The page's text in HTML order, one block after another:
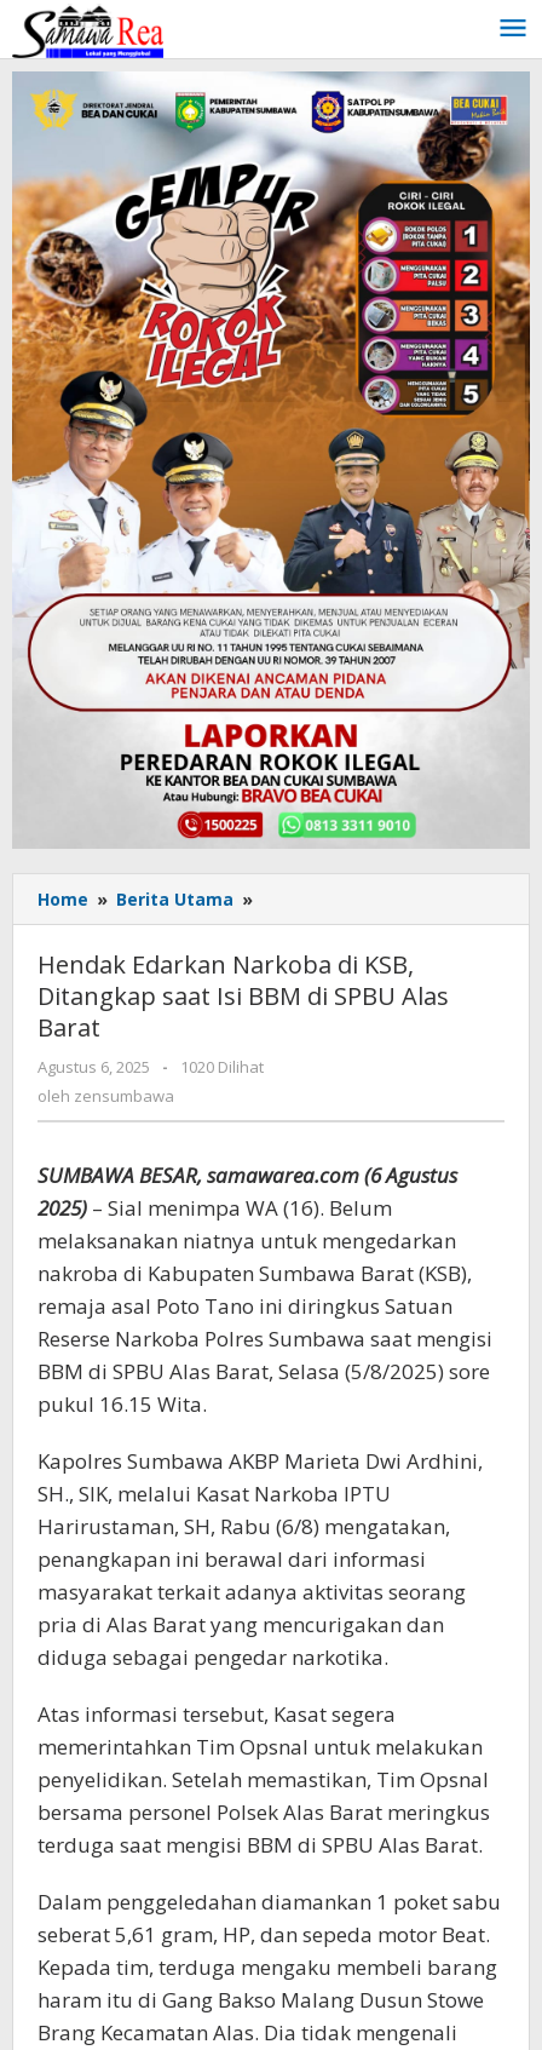
Lewati
konten
Home » Berita Utama »
Edarkan
Narkoba
di
KSB,
Isi
di
Alas
Barat
Hendak Edarkan Narkoba di KSB,
Ditangkap saat Isi BBM di SPBU Alas
Barat
Agustus 6, 2025
oleh
zensumbawa
-
1020 Dilihat
oleh zensumbawa
SUMBAWA BESAR, samawarea.com (6 Agustus
2025) – Sial menimpa WA (16). Belum
melaksanakan niatnya untuk mengedarkan
nakroba di Kabupaten Sumbawa Barat (KSB),
remaja asal Poto Tano ini diringkus Satuan
Reserse Narkoba Polres Sumbawa saat mengisi
BBM di SPBU Alas Barat, Selasa (5/8/2025) sore
pukul 16.15 Wita.
Kapolres Sumbawa AKBP Marieta Dwi Ardhini,
SH., SIK, melalui Kasat Narkoba IPTU
Harirustaman, SH, Rabu (6/8) mengatakan,
penangkapan ini berawal dari informasi
masyarakat terkait adanya aktivitas seorang
pria di Alas Barat yang mencurigakan dan
diduga sebagai pengedar narkotika.
Atas informasi tersebut, Kasat segera
memerintahkan Tim Opsnal untuk melakukan
penyelidikan. Setelah memastikan, Tim Opsnal
bersama personel Polsek Alas Barat meringkus
terduga saat mengisi BBM di SPBU Alas Barat.
Dalam penggeledahan diamankan 1 poket sabu
seberat 5,61 gram, HP, dan sepeda motor Beat.
Kepada tim, terduga mengaku membeli barang
haram itu di Gang Bakso Malang Dusun Stowe
Brang Kecamatan Alas. Dia tidak mengenali